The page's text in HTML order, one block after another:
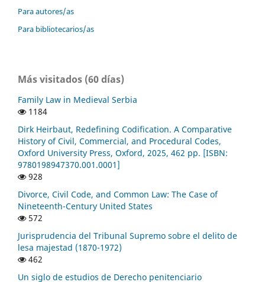
Para autores/as
Para bibliotecarios/as
Más visitados (60 días)
Family Law in Medieval Serbia
1184
Dirk Heirbaut, Redefining Codification. A Comparative
History of Civil, Commercial, and Procedural Codes,
Oxford University Press, Oxford, 2025, 462 pp. [ISBN:
9780198947370.001.0001]
928
Divorce, Civil Code, and Common Law: The Case of
Nineteenth-Century United States
572
Jurisprudencia del Tribunal Supremo sobre el delito de
lesa majestad (1870-1972)
462
Un siglo de estudios de Derecho penitenciario